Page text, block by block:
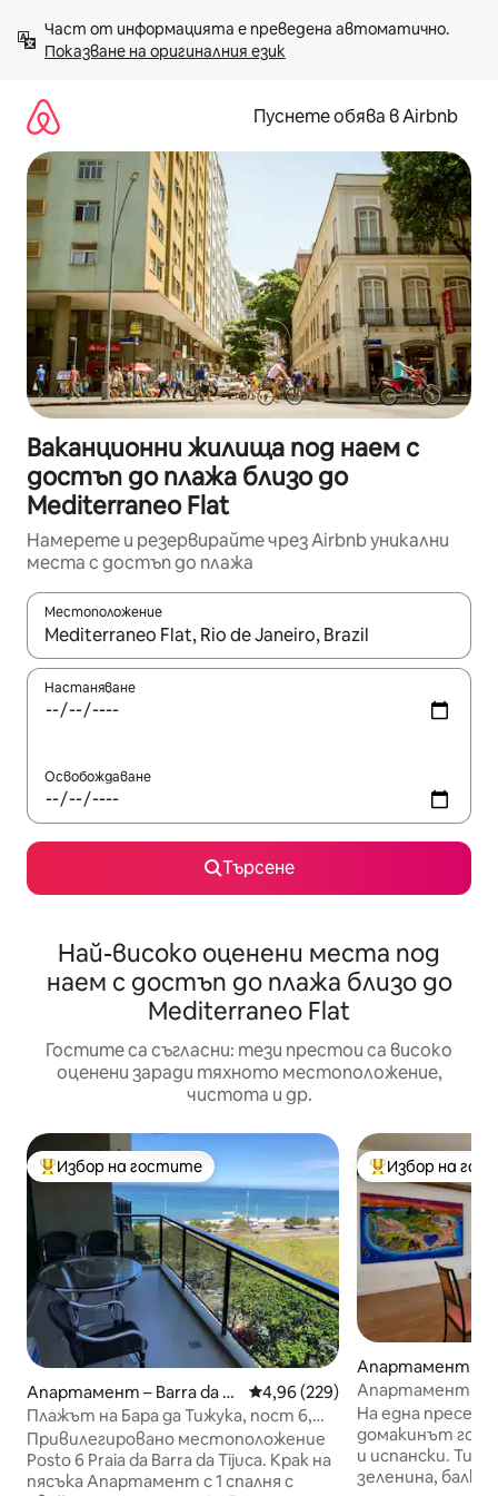
към
съдържанието
Показване на оригиналния език
Пуснете обява в Airbnb
Ваканционни жилища под наем с
достъп до плажа близо до
Mediterraneo Flat
Намерете и резервирайте чрез Airbnb уникални
места с достъп до плажа
Местоположение
Когато резултатите се покажат, използвайте
Настаняване
Освобождаване
Търсене
Най-високо оценени места под
наем с достъп до плажа близо до
Mediterraneo Flat
Гостите са съгласни: тези престои са високо
оценени заради тяхното местоположение,
чистота и др.
Най-популярен избор на гостите
Избор на гостите
Апартамент – Barra da Tij
uca
Средна оценка: 4,96 от 5,
4,96 (229)
Плажът на Бара да Тижука, пост 6,
Barrabellavistamar
Привилегировано местоположение
Posto 6 Praia da Barra da Tijuca. Крак на
пясъка Апартамент с 1 спалня с
Най-популярен
Избор на
Апартамент –
ро
Апартамент
На една
домакинът
и испански. Тихо място, много
зеленина,